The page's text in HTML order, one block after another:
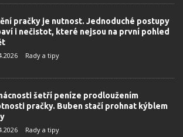
pračky je nutnost. Jednoduché postupy
i nečistot, které nejsou na první pohled
Rady a tipy
šetří peníze prodloužením
pračky. Buben stačí prohnat kýblem
Rady a tipy